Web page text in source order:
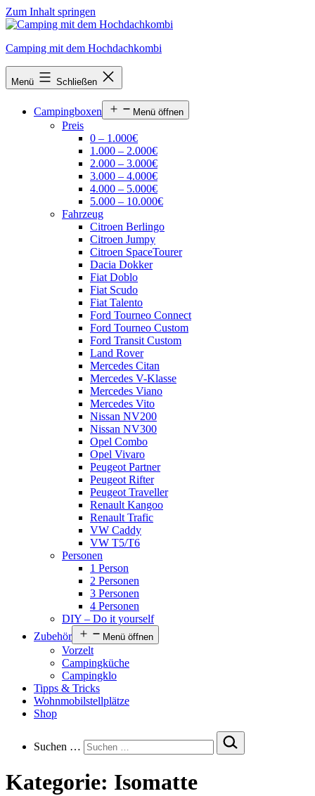
Zum Inhalt springen
Camping mit dem Hochdachkombi
Menü Schließen
Campingboxen Menü öffnen
Preis
0 – 1.000€
1.000 – 2.000€
2.000 – 3.000€
3.000 – 4.000€
4.000 – 5.000€
5.000 – 10.000€
Fahrzeug
Citroen Berlingo
Citroen Jumpy
Citroen SpaceTourer
Dacia Dokker
Fiat Doblo
Fiat Scudo
Fiat Talento
Ford Tourneo Connect
Ford Tourneo Custom
Ford Transit Custom
Land Rover
Mercedes Citan
Mercedes V-Klasse
Mercedes Viano
Mercedes Vito
Nissan NV200
Nissan NV300
Opel Combo
Opel Vivaro
Peugeot Partner
Peugeot Rifter
Peugeot Traveller
Renault Kangoo
Renault Trafic
VW Caddy
VW T5/T6
Personen
1 Person
2 Personen
3 Personen
4 Personen
DIY – Do it yourself
Zubehör
Menü öffnen
Vorzelt
Campingküche
Campingklo
Tipps & Tricks
Wohnmobilstellplätze
Shop
Suchen …
Kategorie: Isomatte